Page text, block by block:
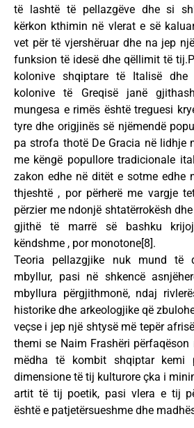
të lashtë të pellazgëve dhe si
kërkon kthimin në vlerat e së
vet për të vjershëruar dhe na jep
funksion të idesë dhe qëllimit të
kolonive shqiptare të Italisë
kolonive të Greqisë janë
mungesa e rimës është treguesi
tyre dhe origjinës së njëmendë
pa strofa thotë De Gracia në lidhje
me këngë popullore tradicionale
zakon edhe në ditët e sotme edhe
thjeshtë , por përherë me vargje
përzier me ndonjë shtatërrokësh
gjithë të marrë së bashku
këndshme , por monotone[8].
Teoria pellazgjike nuk mund të
mbyllur, pasi në shkencë
mbyllura përgjithmonë, ndaj
historike dhe arkeologjike që
veçse i jep një shtysë më tepër
themi se Naim Frashëri
mëdha të kombit shqiptar kemi
dimensione të tij kulturore çka i
artit të tij poetik, pasi vlera e tij
është e patjetërsueshme dhe